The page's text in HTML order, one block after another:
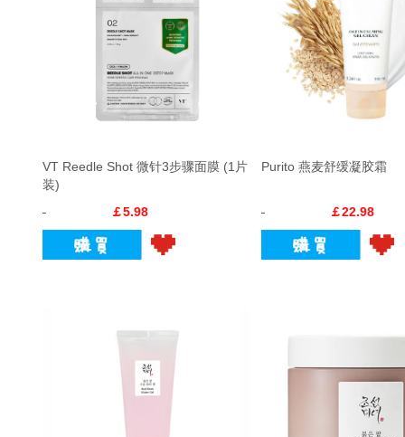
VT Reedle Shot 微针3步骤面膜 (1片
装)
￡5.98
Purito 燕麦舒缓凝胶霜
￡22.98